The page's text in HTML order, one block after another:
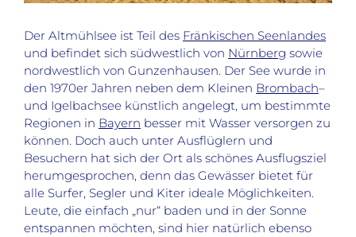
Der Altmühlsee ist Teil des Fränkischen Seenlandes
und befindet sich südwestlich von Nürnberg sowie
nordwestlich von Gunzenhausen. Der See wurde in
den 1970er Jahren neben dem Kleinen Brombach–
und Igelbachsee künstlich angelegt, um bestimmte
Regionen in Bayern besser mit Wasser versorgen zu
können. Doch auch unter Ausflüglern und
Besuchern hat sich der Ort als schönes Ausflugsziel
herumgesprochen, denn das Gewässer bietet für
alle Surfer, Segler und Kiter ideale Möglichkeiten.
Leute, die einfach „nur“ baden und in der Sonne
entspannen möchten, sind hier natürlich ebenso